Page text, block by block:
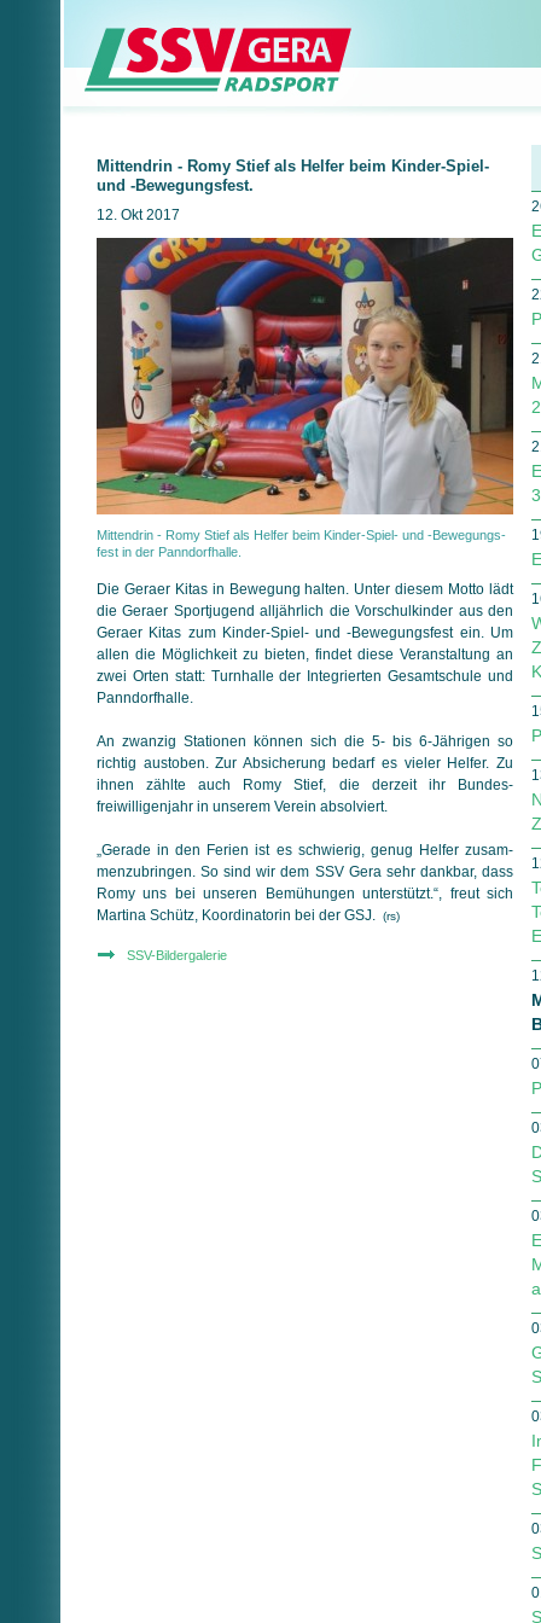
Mittendrin - Romy Stief als Helfer beim Kinder-Spiel-
und -Bewegungsfest.
12. Okt 2017
Mittendrin - Romy Stief als Helfer beim Kinder-Spiel- und -Bewegungs­
fest in der Panndorfhalle.
Die Geraer Kitas in Bewegung halten. Unter diesem Motto lädt
die Geraer Sportjugend alljährlich die Vorschulkinder aus den
Geraer Kitas zum Kinder-Spiel- und -Bewegungsfest ein. Um
allen die Möglichkeit zu bieten, findet diese Veranstaltung an
zwei Orten statt: Turnhalle der Integrierten Gesamtschule und
Panndorfhalle.
An zwanzig Stationen können sich die 5- bis 6-Jährigen so
richtig austoben. Zur Absicherung bedarf es vieler Helfer. Zu
ihnen zählte auch Romy Stief, die derzeit ihr Bundes­
freiwilligen­jahr in unserem Verein absolviert.
„Gerade in den Ferien ist es schwierig, genug Helfer zu­sam­
men­zu­brin­gen. So sind wir dem SSV Gera sehr dankbar, dass
Romy uns bei unseren Bemühungen unterstützt.“, freut sich
Martina Schütz, Koordinatorin bei der GSJ. (rs)
SSV-Bildergalerie